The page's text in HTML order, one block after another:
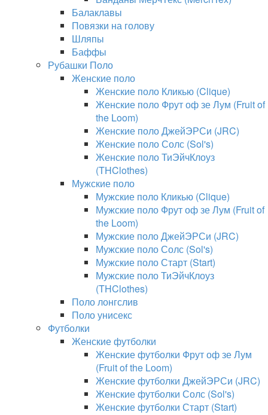
Балаклавы
Повязки на голову
Шляпы
Баффы
Рубашки Поло
Женские поло
Женские поло Кликью (Clique)
Женские поло Фрут оф зе Лум (Fruit of
the Loom)
Женские поло ДжейЭРСи (JRC)
Женские поло Солс (Sol's)
Женские поло ТиЭйчКлоуз
(THClothes)
Мужские поло
Мужские поло Кликью (Clique)
Мужские поло Фрут оф зе Лум (Fruit of
the Loom)
Мужские поло ДжейЭРСи (JRC)
Мужские поло Солс (Sol's)
Мужские поло Старт (Start)
Мужские поло ТиЭйчКлоуз
(THClothes)
Поло лонгслив
Поло унисекс
Футболки
Женские футболки
Женские футболки Фрут оф зе Лум
(Fruit of the Loom)
Женские футболки ДжейЭРСи (JRC)
Женские футболки Солс (Sol's)
Женские футболки Старт (Start)